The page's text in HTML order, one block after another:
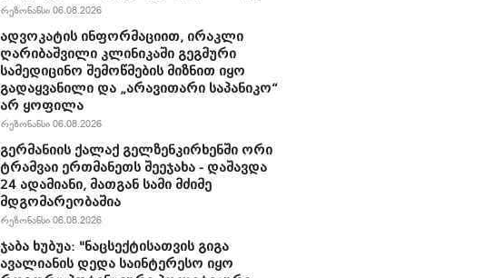
რეზონანსი 06.08.2026
ადვოკატის ინფორმაციით, ირაკლი
ღარიბაშვილი კლინიკაში გეგმური
სამედიცინო შემოწმების მიზნით იყო
გადაყვანილი და „არავითარი საპანიკო“
არ ყოფილა
რეზონანსი 06.08.2026
გერმანიის ქალაქ გელზენკირხენში ორი
ტრამვაი ერთმანეთს შეეჯახა - დაშავდა
24 ადამიანი, მათგან სამი მძიმე
მდგომარეობაშია
რეზონანსი 06.08.2026
ჯაბა ხუბუა: "ნაცსექტისათვის გიგა
ავალიანის დედა საინტერესო იყო